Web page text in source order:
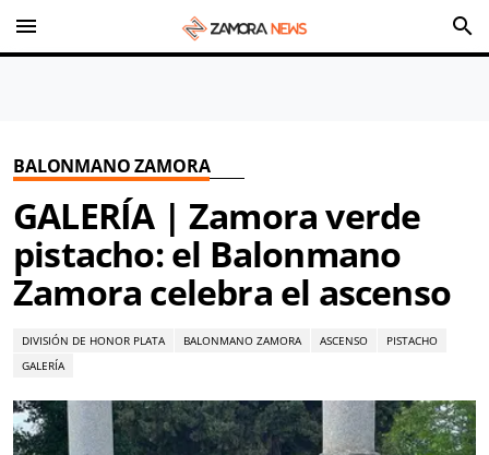
menu search
BALONMANO ZAMORA
GALERÍA | Zamora verde
pistacho: el Balonmano
Zamora celebra el ascenso
DIVISIÓN DE HONOR PLATA BALONMANO ZAMORA ASCENSO
PISTACHO
GALERÍA